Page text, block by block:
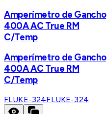
Amperímetro de Gancho
400A AC True RM
C/Temp
Amperímetro de Gancho
400A AC True RM
C/Temp
FLUKE-324FLUKE-324